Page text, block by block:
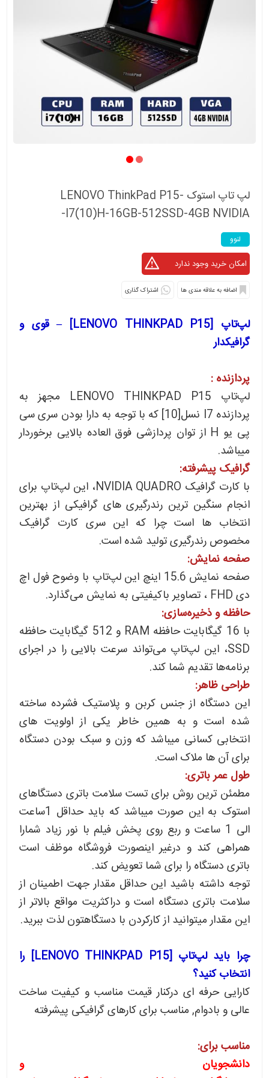
لپ تاپ استوک LENOVO ThinkPad P15-
I7(10)H-16GB-512SSD-4GB NVIDIA-
لنوو
اشتراک گذاری
لپ‌تاپ [LENOVO THINKPAD P15] – قوی و
گرافیکدار
پردازنده :
لپ‌تاپ LENOVO THINKPAD P15 مجهز به
پردازنده I7 نسل[10] که با توجه به دارا بودن سری سی
پی یو H از توان پردازشی فوق العاده بالایی برخوردار
میباشد.
گرافیک پیشرفته:
با کارت گرافیک NVIDIA QUADRO، این لپ‌تاپ برای
انجام سنگین ترین رندرگیری های گرافیکی از بهترین
انتخاب ها است چرا که این سری کارت گرافیک
مخصوص رندرگیری تولید شده است.
صفحه نمایش:
صفحه نمایش 15.6 اینچ این لپ‌تاپ با وضوح فول اچ
دی FHD ، تصاویر باکیفیتی به نمایش می‌گذارد.
حافظه و ذخیره‌سازی:
با 16 گیگابایت حافظه RAM و 512 گیگابایت حافظه
SSD، این لپ‌تاپ می‌تواند سرعت بالایی را در اجرای
برنامه‌ها تقدیم شما کند.
طراحی ظاهر:
این دستگاه از جنس کربن و پلاستیک فشرده ساخته
شده است و به همین خاطر یکی از اولویت های
انتخابی کسانی میباشد که وزن و سبک بودن دستگاه
برای آن ها ملاک است.
طول عمر باتری:
مطمئن ترین روش برای تست سلامت باتری دستگاهای
استوک به این صورت میباشد که باید حداقل 1ساعت
الی 1 ساعت و ربع روی پخش فیلم با نور زیاد شمارا
همراهی کند و درغیر اینصورت فروشگاه موظف است
باتری دستگاه را برای شما تعویض کند.
توجه داشته باشید این حداقل مقدار جهت اطمینان از
سلامت باتری دستگاه است و دراکثریت مواقع بالاتر از
این مقدار میتوانید از کارکردن با دستگاهتون لذت ببرید.
چرا باید لپ‌تاپ [LENOVO THINKPAD P15] را
انتخاب کنید؟
کارایی حرفه ای درکنار قیمت مناسب و کیفیت ساخت
عالی و بادوام, مناسب برای کارهای گرافیکی پیشرفته
مناسب برای:
دانشجویان و